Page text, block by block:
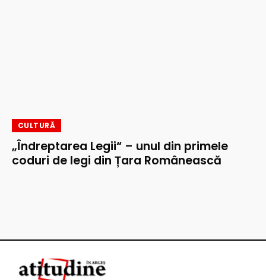
CULTURĂ
„Îndreptarea Legii“ – unul din primele
coduri de legi din Țara Românească